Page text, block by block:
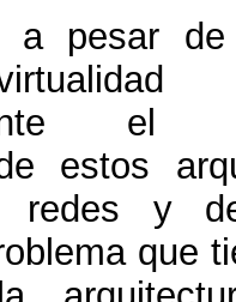
a pesar de
estos
redes y
que